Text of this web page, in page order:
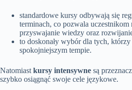
standardowe kursy odbywają się
terminach, co pozwala uczestnikom
przyswajanie wiedzy oraz
to doskonały wybór dla tych,
spokojniejszym tempie.
Natomiast kursy intensywne są
szybko osiągnąć swoje cele językowe.